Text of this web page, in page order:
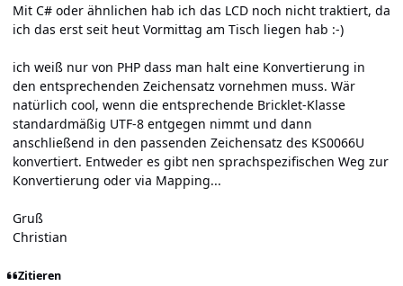
Mit C# oder ähnlichen hab ich das LCD noch nicht traktiert, da
ich das erst seit heut Vormittag am Tisch liegen hab :-)
ich weiß nur von PHP dass man halt eine Konvertierung in
den entsprechenden Zeichensatz vornehmen muss. Wär
natürlich cool, wenn die entsprechende Bricklet-Klasse
standardmäßig UTF-8 entgegen nimmt und dann
anschließend in den passenden Zeichensatz des KS0066U
konvertiert. Entweder es gibt nen sprachspezifischen Weg zur
Konvertierung oder via Mapping...
Gruß
Christian
Zitieren